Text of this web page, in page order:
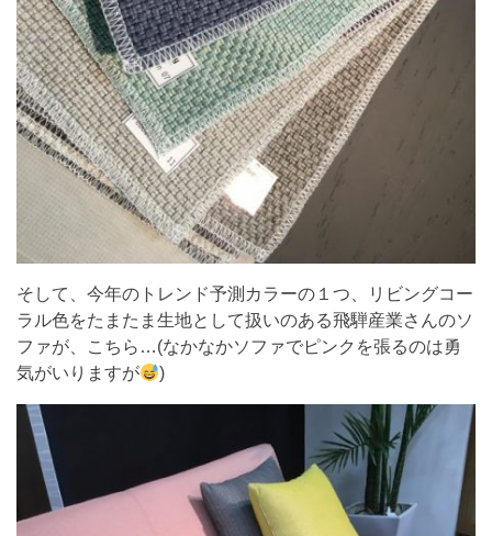
そして、今年のトレンド予測カラーの１つ、リビングコー
ラル色をたまたま生地として扱いのある飛騨産業さんのソ
ファが、こちら…(なかなかソファでピンクを張るのは勇
気がいりますが
)